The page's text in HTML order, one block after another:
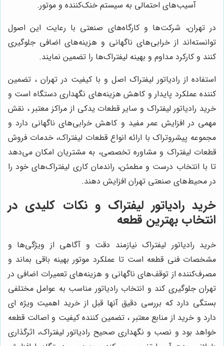
آسیب‌های احتمالی به سیستم خنک‌کننده و موتور.
در تهران، شرکت‌ها و کارگاه‌های صنعتی با رعایت این اصول
توانسته‌اند از خرابی‌های ناگهانی و هزینه‌های اضافی جلوگیری
کنند و کارکرد مداوم و بهینه لیفتراک‌ها را تضمین نمایند.
استفاده از رادیاتور لیفتراک اصل و با کیفیت در تهران ، تضمین‌
کننده عملکرد پایدار و کاهش هزینه‌های نگهداری دستگاه است و
خرید رادیاتور لیفتراک و سایر قطعات یدکی از مراکز معتبر ، نقش
مهمی در افزایش عمر مفید و کاهش خرابی‌های ناگهانی دارد و
مجموعه پیشروتراک با ارائه انواع قطعات لیفتراک، خدمات فروش
قطعات لیفتراک و مشاوره تخصصی، به مشتریان امکان می‌دهد
تا با انتخاب درست و مطمئن، راندمان کاری لیفتراک‌های خود را
در محیط‌های صنعتی تهران افزایش دهند.
خرید رادیاتور لیفتراک و نکات کلیدی در
انتخاب بهترین قطعه
خرید رادیاتور لیفتراک نیازمند دقت و آگاهی از ویژگی‌ها و
مشخصات فنی قطعه است تا عملکرد موتور بهینه باقی بماند و
مصرف‌کننده از توقف‌های ناگهانی و هزینه‌های تعمیرات اضافی در
تهران جلوگیری کند و انتخاب رادیاتور مناسب به عوامل مختلفی
بستگی دارد که بررسی دقیق آنها قبل از خرید اهمیت ویژه‌ ای
دارد و خرید از منابع معتبر ، تضمین‌ کننده کیفیت و اصالت قطعه
خواهد بود و نصب و نگهداری صحیح رادیاتور لیفتراک، اثرگذاری